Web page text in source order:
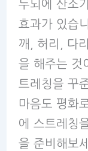
두뇌에 산소
효과가 있습
깨, 허리, 다
을 해주는 것
트레칭을 꾸
마음도 평화
에 스트레칭
을 준비해보